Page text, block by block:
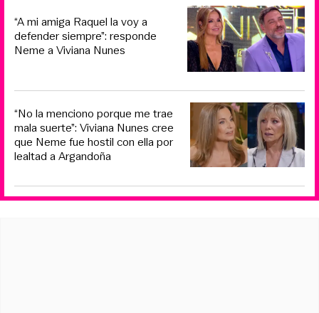
“A mi amiga Raquel la voy a
defender siempre”: responde
Neme a Viviana Nunes
“No la menciono porque me trae
mala suerte”: Viviana Nunes cree
que Neme fue hostil con ella por
lealtad a Argandoña